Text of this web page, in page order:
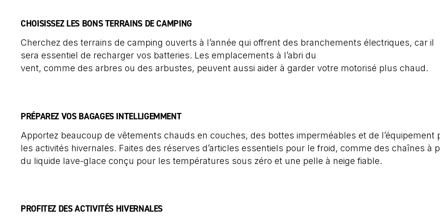
CHOISISSEZ LES BONS TERRAINS DE CAMPING
Cherchez des terrains de camping ouverts à l’année qui offrent des branchements électriques, car il
sera essentiel de recharger vos batteries. Les emplacements à l’abri du
vent, comme des arbres ou des arbustes, peuvent aussi aider à garder votre motorisé plus chaud.
PRÉPAREZ VOS BAGAGES INTELLIGEMMENT
Apportez beaucoup de vêtements chauds en couches, des bottes imperméables et de l’équipement
les activités hivernales. Faites des réserves d’articles essentiels pour le froid, comme des chaînes à
du liquide lave-glace conçu pour les températures sous zéro et une pelle à neige fiable.
PROFITEZ DES ACTIVITÉS HIVERNALES